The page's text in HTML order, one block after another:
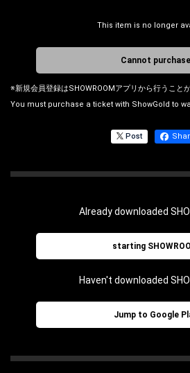
This item is no longer
Cannot purchase
※新規会員登録はSHOWROOMアプリから行うことが
You must purchase a ticket with ShowGold to
Post
Already downloaded
starting
Haven't downloaded
Jump to Google